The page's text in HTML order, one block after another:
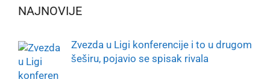
NAJNOVIJE
Zvezda u Ligi konferencije i to u drugom
šeširu, pojavio se spisak rivala